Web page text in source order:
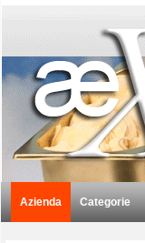
Azienda Categorie